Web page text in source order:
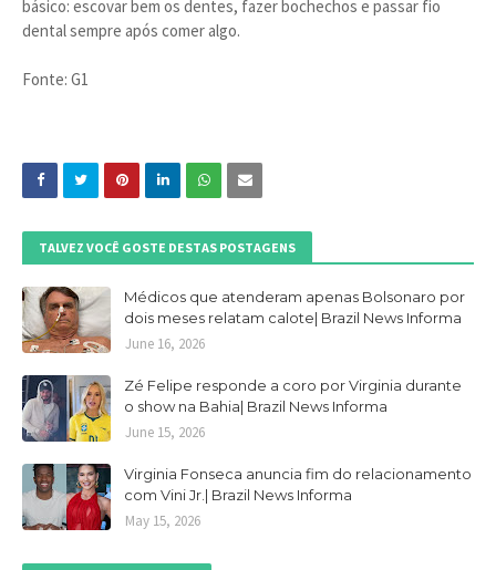
básico: escovar bem os dentes, fazer bochechos e passar fio
dental sempre após comer algo.
Fonte: G1
TALVEZ VOCÊ GOSTE DESTAS POSTAGENS
Médicos que atenderam apenas Bolsonaro por
dois meses relatam calote| Brazil News Informa
June 16, 2026
Zé Felipe responde a coro por Virginia durante
o show na Bahia| Brazil News Informa
June 15, 2026
Virginia Fonseca anuncia fim do relacionamento
com Vini Jr.| Brazil News Informa
May 15, 2026